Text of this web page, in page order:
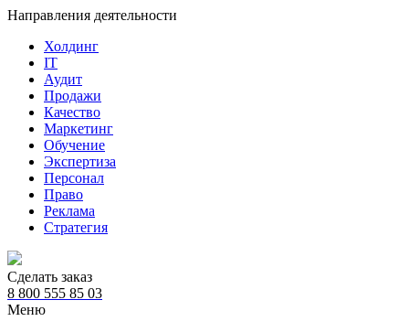
Направления деятельности
Холдинг
IT
Аудит
Продажи
Качество
Маркетинг
Обучение
Экспертиза
Персонал
Право
Реклама
Стратегия
Сделать заказ
8 800 555 85 03
Меню